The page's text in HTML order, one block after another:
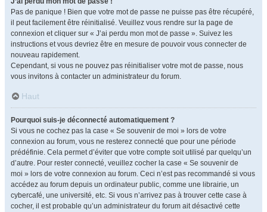
Pas de panique ! Bien que votre mot de passe ne puisse pas être récupéré,
il peut facilement être réinitialisé. Veuillez vous rendre sur la page de
connexion et cliquer sur « J’ai perdu mon mot de passe ». Suivez les
instructions et vous devriez être en mesure de pouvoir vous connecter de
nouveau rapidement.
Cependant, si vous ne pouvez pas réinitialiser votre mot de passe, nous
vous invitons à contacter un administrateur du forum.
Haut
Pourquoi suis-je déconnecté automatiquement ?
Si vous ne cochez pas la case « Se souvenir de moi » lors de votre
connexion au forum, vous ne resterez connecté que pour une période
prédéfinie. Cela permet d’éviter que votre compte soit utilisé par quelqu’un
d’autre. Pour rester connecté, veuillez cocher la case « Se souvenir de
moi » lors de votre connexion au forum. Ceci n’est pas recommandé si vous
accédez au forum depuis un ordinateur public, comme une librairie, un
cybercafé, une université, etc. Si vous n’arrivez pas à trouver cette case à
cocher, il est probable qu’un administrateur du forum ait désactivé cette